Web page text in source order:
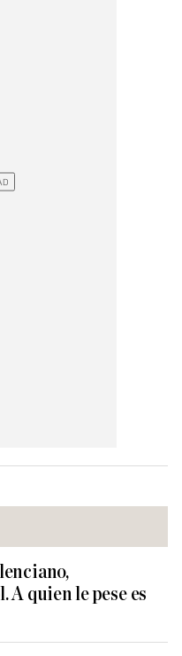
A quien le pese es